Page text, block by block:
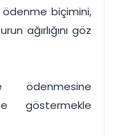
ödenme biçimini,
ağırlığını göz
ödenmesine
göstermekle